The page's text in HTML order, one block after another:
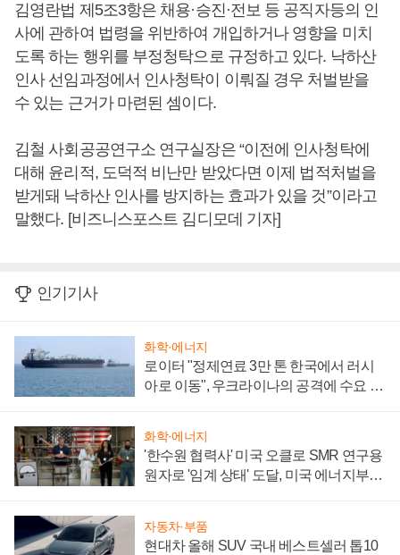
김영란법 제5조3항은 채용·승진·전보 등 공직자등의 인
사에 관하여 법령을 위반하여 개입하거나 영향을 미치
도록 하는 행위를 부정청탁으로 규정하고 있다. 낙하산
인사 선임과정에서 인사청탁이 이뤄질 경우 처벌받을
수 있는 근거가 마련된 셈이다.
김철 사회공공연구소 연구실장은 “이전에 인사청탁에
대해 윤리적, 도덕적 비난만 받았다면 이제 법적처벌을
받게돼 낙하산 인사를 방지하는 효과가 있을 것”이라고
말했다. [비즈니스포스트 김디모데 기자]
인기기사
화학·에너지
로이터 "정제연료 3만 톤 한국에서 러시
아로 이동", 우크라이나의 공격에 수요 늘
화학·에너지
'한수원 협력사' 미국 오클로 SMR 연구용
원자로 '임계 상태' 도달, 미국 에너지부
자동차·부품
현대차 올해 SUV 국내 베스트셀러 톱10